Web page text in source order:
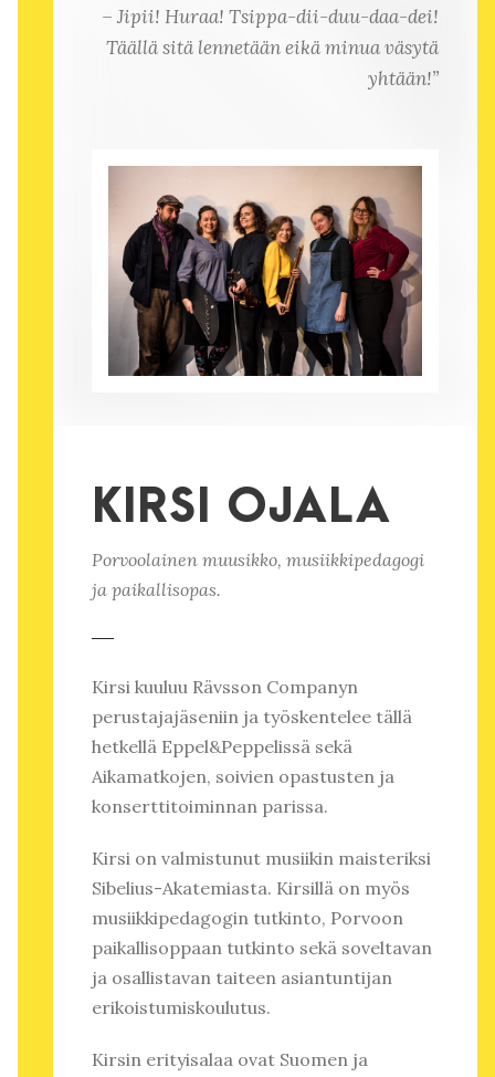
– Jipii! Huraa! Tsippa-dii-duu-daa-dei!
Täällä sitä lennetään eikä minua väsytä
yhtään!”
KIRSI OJALA
Porvoolainen muusikko, musiikkipedagogi
ja paikallisopas.
Kirsi kuuluu Rävsson Companyn
perustajajäseniin ja työskentelee tällä
hetkellä Eppel&Peppelissä sekä
Aikamatkojen, soivien opastusten ja
konserttitoiminnan parissa.
Kirsi on valmistunut musiikin maisteriksi
Sibelius-Akatemiasta. Kirsillä on myös
musiikkipedagogin tutkinto, Porvoon
paikallisoppaan tutkinto sekä soveltavan
ja osallistavan taiteen asiantuntijan
erikoistumiskoulutus.
Kirsin erityisalaa ovat Suomen ja